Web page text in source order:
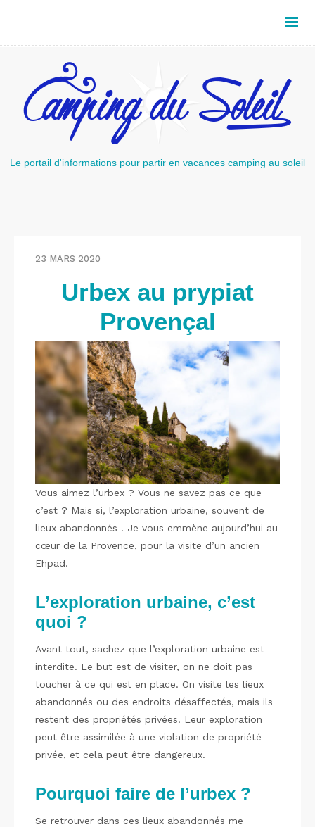
Le portail d'informations pour partir en vacances camping au soleil
23 MARS 2020
Urbex au prypiat
Provençal
Vous aimez l’urbex ? Vous ne savez pas ce que
c’est ? Mais si, l’exploration urbaine, souvent de
lieux abandonnés ! Je vous emmène aujourd’hui au
cœur de la Provence, pour la visite d’un ancien
Ehpad.
L’exploration urbaine, c’est
quoi ?
Avant tout, sachez que l’exploration urbaine est
interdite. Le but est de visiter, on ne doit pas
toucher à ce qui est en place. On visite les lieux
abandonnés ou des endroits désaffectés, mais ils
restent des propriétés privées. Leur exploration
peut être assimilée à une violation de propriété
privée, et cela peut être dangereux.
Pourquoi faire de l’urbex ?
Se retrouver dans ces lieux abandonnés me